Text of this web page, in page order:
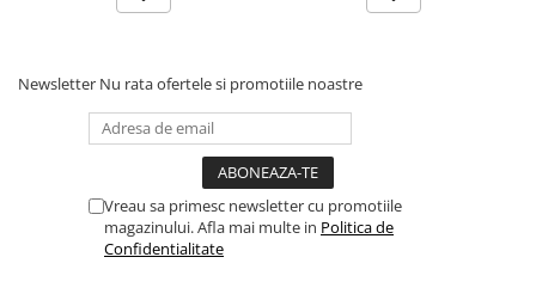
Newsletter Nu rata ofertele si promotiile noastre
Vreau sa primesc newsletter cu promotiile
magazinului. Afla mai multe in Politica de
Confidentialitate